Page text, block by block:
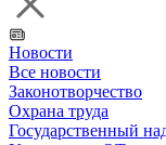
Новости
Все новости
Законотворчество
Охрана труда
Государственный